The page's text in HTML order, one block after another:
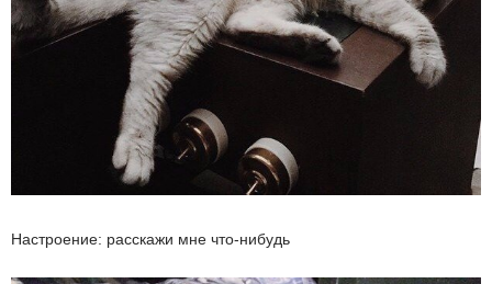
Настроение: расскажи мне что-нибудь